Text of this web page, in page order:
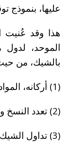
عليها، بنموذج
هذا وقد عُنيت
الموحد، لدول
بالشيك، من
(1) أركانه، المواد من 568 إلى 577.
(2) تعدد النسخ والتحريف، المواد من 578 إلى 580.
(3) تداول الشيك بالتظهير، المواد من 581 إلى 587.